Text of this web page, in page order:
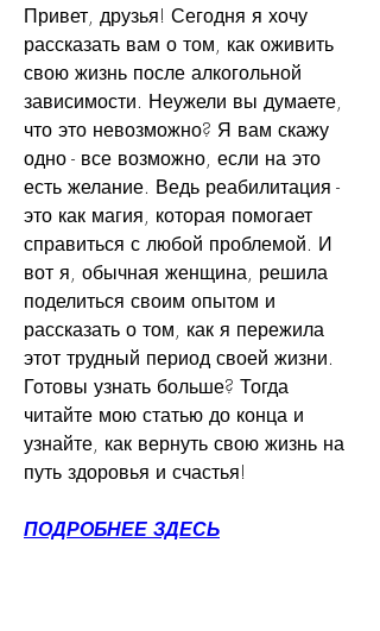
Привет, друзья! Сегодня я хочу
рассказать вам о том, как оживить
свою жизнь после алкогольной
зависимости. Неужели вы думаете,
что это невозможно? Я вам скажу
одно - все возможно, если на это
есть желание. Ведь реабилитация -
это как магия, которая помогает
справиться с любой проблемой. И
вот я, обычная женщина, решила
поделиться своим опытом и
рассказать о том, как я пережила
этот трудный период своей жизни.
Готовы узнать больше? Тогда
читайте мою статью до конца и
узнайте, как вернуть свою жизнь на
путь здоровья и счастья!
ПОДРОБНЕЕ ЗДЕСЬ